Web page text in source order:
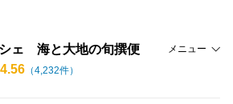
ェ 海と大地の旬撰便 メニュー
4.56 （4,232件）